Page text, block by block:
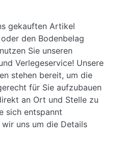
gekauften Artikel
den Bodenbelag
Sie unseren
Verlegeservice! Unsere
stehen bereit, um die
für Sie aufzubauen
an Ort und Stelle zu
sich entspannt
uns um die Details